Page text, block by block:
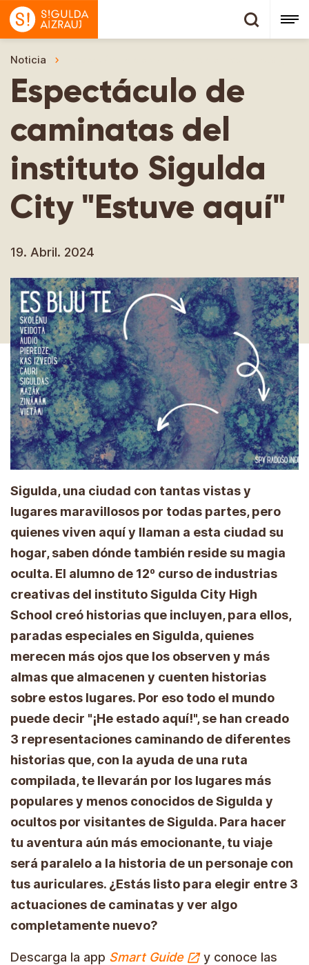
Noticia
Espectáculo de
caminatas del
instituto Sigulda
City "Estuve aquí"
19. Abril. 2024
Sigulda, una ciudad con tantas vistas y
lugares maravillosos por todas partes, pero
quienes viven aquí y llaman a esta ciudad su
hogar, saben dónde también reside su magia
oculta. El alumno de 12º curso de industrias
creativas del instituto Sigulda City High
School creó historias que incluyen, para ellos,
paradas especiales en Sigulda, quienes
merecen más ojos que los observen y más
almas que almacenen y cuenten historias
sobre estos lugares. Por eso todo el mundo
puede decir "¡He estado aquí!", se han creado
3 representaciones caminando de diferentes
historias que, con la ayuda de una ruta
compilada, te llevarán por los lugares más
populares y menos conocidos de Sigulda y
ocultos por visitantes de Sigulda. Para hacer
tu aventura aún más emocionante, tu viaje
será paralelo a la historia de un personaje con
tus auriculares. ¿Estás listo para elegir entre 3
actuaciones de caminatas y ver algo
completamente nuevo?
Descarga la app Smart Guide
y conoce las